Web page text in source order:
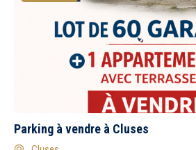
Parking à vendre à Cluses